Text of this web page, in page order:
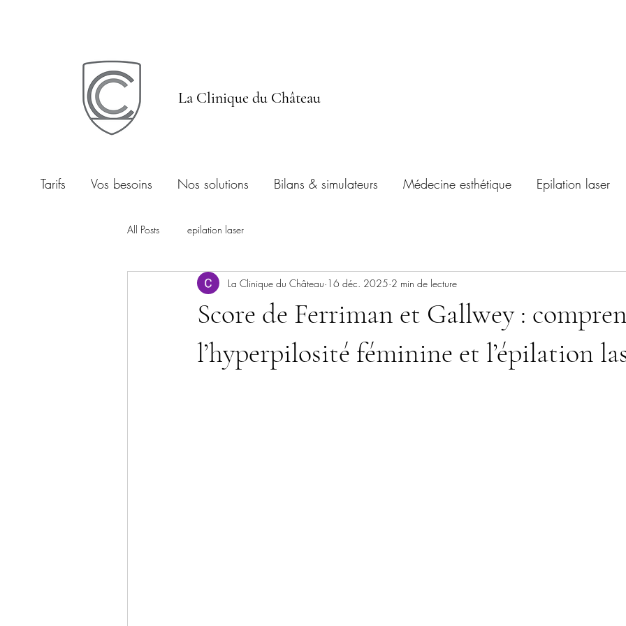
La Clinique du Château
Tarifs Vos besoins Nos solutions Bilans & simulateurs Médecine esthétique Epilation laser
All Posts epilation laser
Score de Ferriman et Gallwey :
l’hyperpilosité féminine et l’épilation
La Clinique du Château 16 déc. 2025 2 min de lecture